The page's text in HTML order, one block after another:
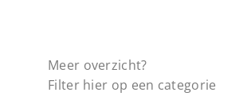
Meer overzicht?
Filter hier op een categorie